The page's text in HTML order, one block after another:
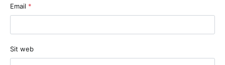
Email *
Sit web